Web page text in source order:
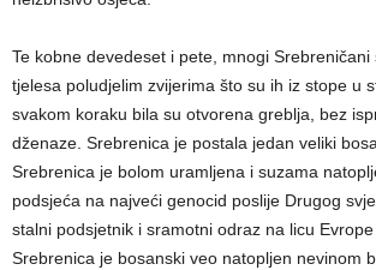
Te kobne devedeset i pete, mnogi Srebreničani
tjelesa poludjelim zvijerima što su ih iz stope u
svakom koraku bila su otvorena greblja, bez
dženaze. Srebrenica je postala jedan veliki
Srebrenica je bolom uramljena i suzama
podsjeća na najveći genocid poslije Drugog
stalni podsjetnik i sramotni odraz na licu
Srebrenica je bosanski veo natopljen nevinom